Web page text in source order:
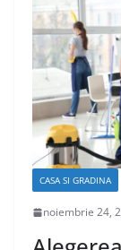
CASA SI GRADINA
noiembrie 24,